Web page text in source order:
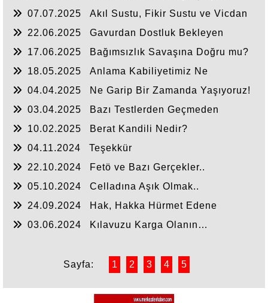
07.07.2025
Akıl Sustu, Fikir Sustu ve Vicdan
22.06.2025
Gavurdan Dostluk Bekleyen
17.06.2025
Bağımsızlık Savaşına Doğru mu?
18.05.2025
Anlama Kabiliyetimiz Ne
04.04.2025
Ne Garip Bir Zamanda Yaşıyoruz!
03.04.2025
Bazı Testlerden Geçmeden
10.02.2025
Berat Kandili Nedir?
04.11.2024
Teşekkür
22.10.2024
Fetö ve Bazı Gerçekler..
05.10.2024
Celladına Aşık Olmak..
24.09.2024
Hak, Hakka Hürmet Edene
03.06.2024
Kılavuzu Karga Olanın…
Sayfa: 1 2 3 4 5